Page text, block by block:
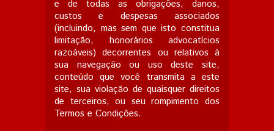
e de todas as obrigações, danos,
custos e despesas associados
(incluindo, mas sem que isto constitua
limitação, honorários advocatícios
razoáveis) decorrentes ou relativos à
sua navegação ou uso deste site,
conteúdo que você transmita a este
site, sua violação de quaisquer direitos
de terceiros, ou seu rompimento dos
Termos e Condições.